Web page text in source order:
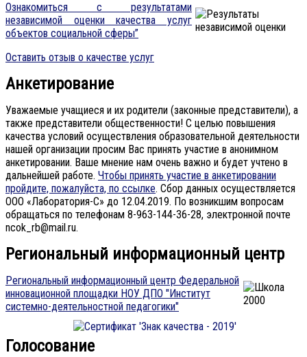
Ознакомиться с результатами
независимой оценки качества услуг
объектов социальной сферы”
Оставить отзыв о качестве услуг
Анкетирование
Уважаемые учащиеся и их родители (законные представители), а
также представители общественности! С целью повышения
качества условий осуществления образовательной деятельности
нашей организации просим Вас принять участие в анонимном
анкетировании. Ваше мнение нам очень важно и будет учтено в
дальнейшей работе. Чтобы принять участие в анкетировании
пройдите, пожалуйста, по ссылке. Сбор данных осуществляется
ООО «Лаборатория-С» до 12.04.2019. По возникшим вопросам
обращаться по телефонам 8-963-144-36-28, электронной почте
ncok_rb@mail.ru.
Региональный информационный центр
Региональный информационный центр Федеральной
инновационной площадки НОУ ДПО "Институт
системно-деятельностной педагогики"
Голосование